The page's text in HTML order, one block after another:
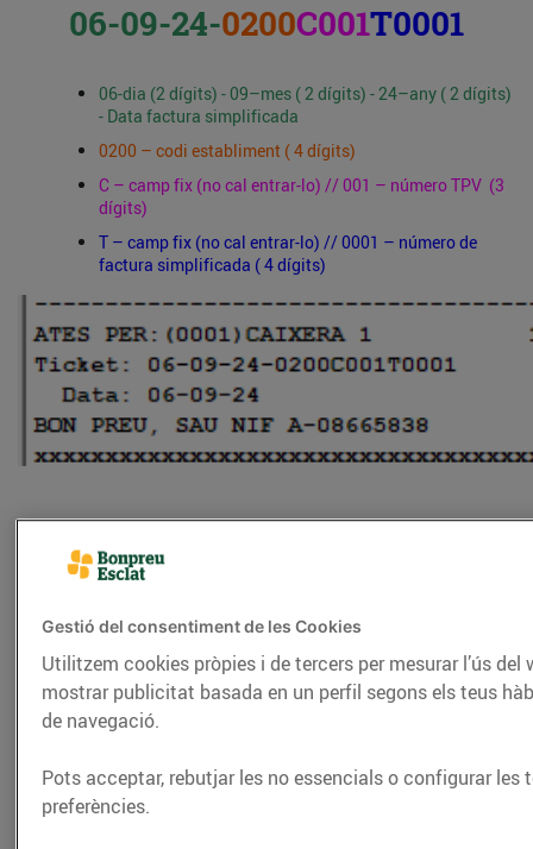
06-09-24-0200C001T0001
06-dia (2 dígits) - 09–mes ( 2 dígits) - 24–any ( 2 dígits)
- Data factura simplificada
0200 – codi establiment ( 4 dígits)
C – camp fix (no cal entrar-lo) // 001 – número TPV (3
dígits)
T – camp fix (no cal entrar-lo) // 0001 – número de
factura simplificada ( 4 dígits)
Abans de sol·licitar la factura, tingues en compte que la generació
no és immediata. El procés pot trigar fins a 5 minuts. La rebràs per
Facturació de tiquets
Gestió del consentiment de les Cookies
Utilitzem cookies pròpies i de tercers per mesurar l’ús del
mostrar publicitat basada en un perfil segons els teus
de navegació.
Pots acceptar, rebutjar les no essencials o configurar les
preferències.